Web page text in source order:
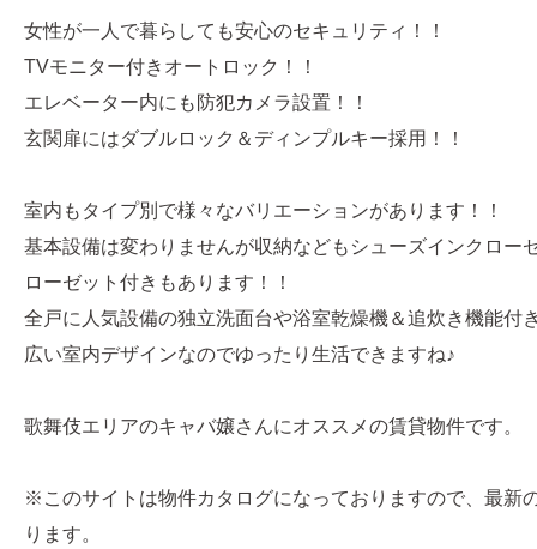
女性が一人で暮らしても安心のセキュリティ！！
TVモニター付きオートロック！！
エレベーター内にも防犯カメラ設置！！
玄関扉にはダブルロック＆ディンプルキー採用！！
室内もタイプ別で様々なバリエーションがあります！！
基本設備は変わりませんが収納などもシューズインクロー
ローゼット付きもあります！！
全戸に人気設備の独立洗面台や浴室乾燥機＆追炊き機能付
広い室内デザインなのでゆったり生活できますね♪
歌舞伎エリアのキャバ嬢さんにオススメの賃貸物件です。
※このサイトは物件カタログになっておりますので、最新
ります。